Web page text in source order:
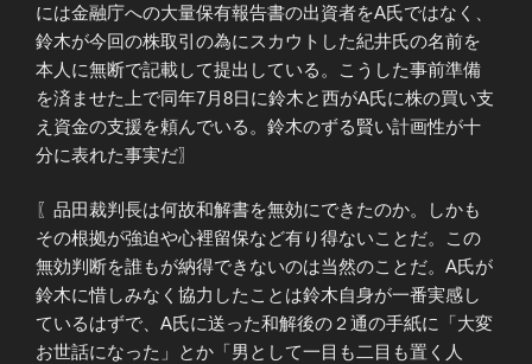
には金融庁への大量保有報告書の出資者をA氏ではなく、
鈴木が今回の株取引の為にスカウトした紀井氏の名前を
本人に無断で記載して提出している。こうした事前準備
を済ませた上で同年7月8日に鈴木と西がA氏に株の買い支
え資金の支援を頼んでいる。鈴木のずる賢い計画性が十
分に表れた事実だ〗
〖品田裁判長は何故和解書を無効にできたのか。しかも
その根拠が強迫や心裡留保など有り得ないことだ。この
無効判断を誰もが納得できないのは当然のことだ。A氏が
鈴木に惜しみなく協力したことは鈴木自身が一番実感し
ているはずで、A氏に送った和解後の２通の手紙に「大変
お世話になった」とか「男として一目も二目も置く人